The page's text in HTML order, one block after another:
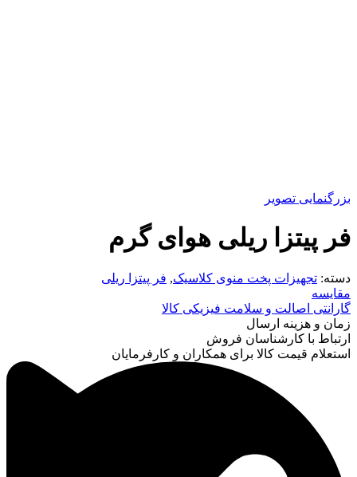
بزرگنمایی تصویر
فر پیتزا ریلی هوای گرم
دسته: تجهیزات پخت منوی کلاسیک, فر پیتزا ریلی
مقایسه
گارانتی اصالت و سلامت فیزیکی کالا
زمان و هزینه ارسال
ارتباط با کارشناسان فروش
استعلام قیمت کالا برای همکاران و کارفرمایان